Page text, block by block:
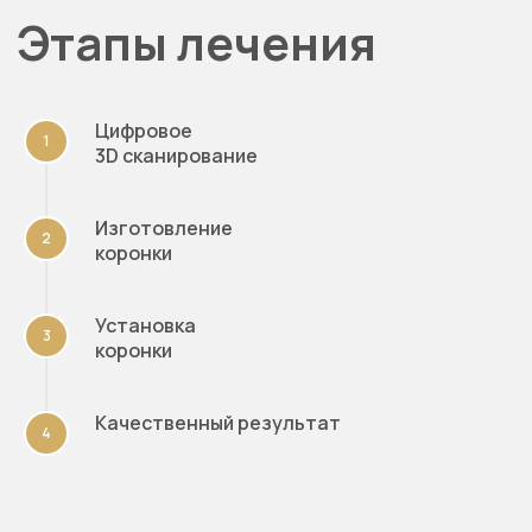
Цифровое
3D сканирование
Изготовление
коронки
Установка
коронки
Качественный результат
Связаться с клиникой